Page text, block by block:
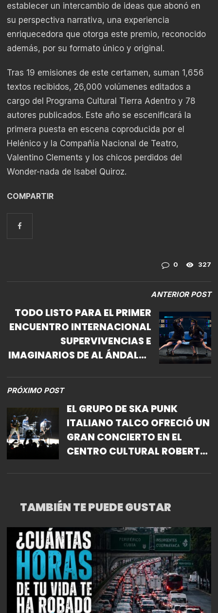
establecer un intercambio de ideas que abonó en
su perspectiva narrativa, una experiencia
enriquecedora que otorga este premio, reconocido
además, por su formato único y original.
Tras 19 emisiones de este certamen, suman 1,656
textos recibidos, 26,000 volúmenes editados a
cargo del Programa Cultural Tierra Adentro y 78
autores publicados. Este año se escenificará la
primera puesta en escena coproducida por el
Helénico y la Compañía Nacional de Teatro,
Valentino Clements y los chicos perdidos del
Wonder-nada de Isabel Quiroz.
COMPARTIR
0 327
ANTERIOR POST
TODO LISTO PARA EL PRIMER
ENCUENTRO INTERNACIONAL
SUPERVIVENCIAS E
IMAGINARIOS DE AL ÁNDALUS
PRÓXIMO POST
EL GRUPO DE SKA PUNK
ITALIANO TALCO OFRECIÓ UN
GRAN CONCIERTO EN EL
CENTRO CULTURAL ROBERTO
TAMBIÉN TE PUEDE GUSTAR